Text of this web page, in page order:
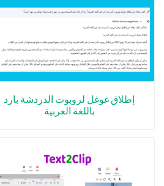
إطلاق غوغل لروبوت الدردشة بارد
باللغة العربية